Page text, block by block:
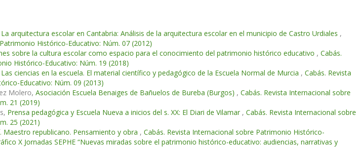
La arquitectura escolar en Cantabria: Análisis de la arquitectura escolar en el municipio de Castro Urdiales ,
Histórico-Educativo: Núm. 07 (2012)
sobre la cultura escolar como espacio para el conocimiento del patrimonio histórico educativo , Cabás.
Histórico-Educativo: Núm. 19 (2018)
Las ciencias en la escuela. El material científico y pedagógico de la Escuela Normal de Murcia , Cabás. Revista
Educativo: Núm. 09 (2013)
Molero, Asociación Escuela Benaiges de Bañuelos de Bureba (Burgos) , Cabás. Revista Internacional sobre
21 (2019)
Prensa pedagógica y Escuela Nueva a inicios del s. XX: El Diari de Vilamar , Cabás. Revista Internacional sobre
25 (2021)
Maestro republicano. Pensamiento y obra , Cabás. Revista Internacional sobre Patrimonio Histórico-
X Jornadas SEPHE “Nuevas miradas sobre el patrimonio histórico-educativo: audiencias, narrativas y